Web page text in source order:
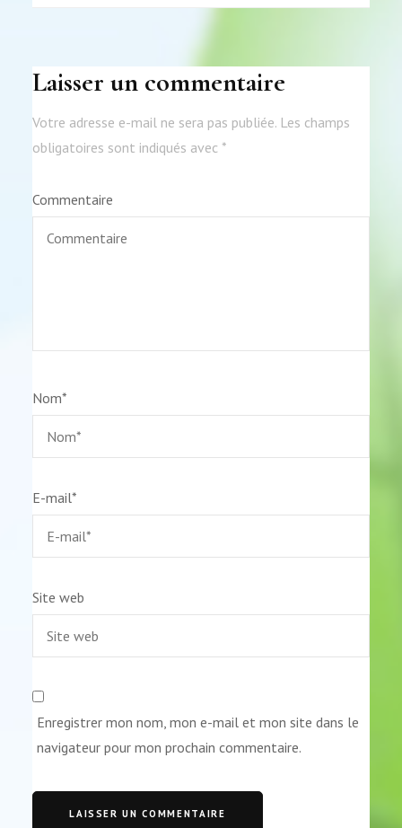
Laisser un commentaire
Votre adresse e-mail ne sera pas publiée. Les champs
obligatoires sont indiqués avec*
Commentaire
Nom*
E-mail*
Site web
Enregistrer mon nom, mon e-mail et mon site dans le
navigateur pour mon prochain commentaire.